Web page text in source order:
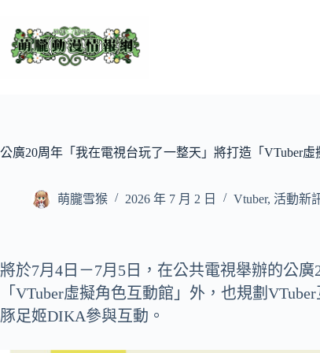
主
公廣20周年「我在電視台玩了一整天」將打造「VTuber
萌朧雪猴 2026 年 7 月 2 日 Vtuber, 活動新
將於7月4日－7月5日，在公共電視舉辦的公
「VTuber虛擬角色互動館」外，也規劃
豚足姬DIKA參與互動。